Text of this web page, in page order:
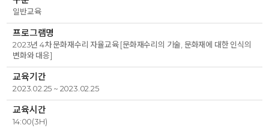
일반교육
프로그램명
2023년 4차 문화재수리 자율교육 [문화재수리의 기술, 문화재에 대한 인식의
변화와 대응]
교육기간
2023.02.25 ~ 2023.02.25
교육시간
14:00(3H)